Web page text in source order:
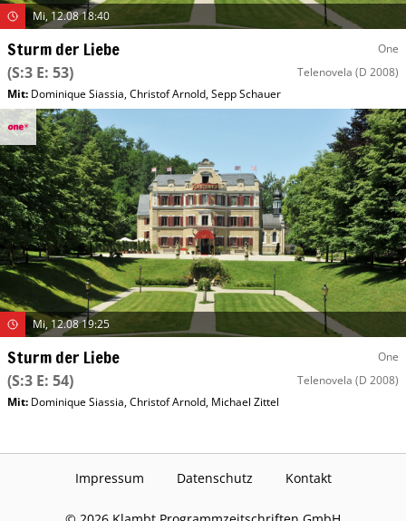
Mi, 12.08 18:40
Sturm der Liebe One
(S:3 E: 53) Telenovela (D 2008)
Mit: Dominique Siassia,Christof Arnold,Sepp Schauer
Mi, 12.08 19:25
Sturm der Liebe One
(S:3 E: 54) Telenovela (D 2008)
Mit: Dominique Siassia,Christof Arnold, Michael Zittel
Impressum Datenschutz Kontakt